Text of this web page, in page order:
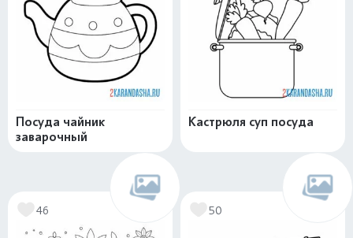
Посуда чайник
заварочный
Кастрюля суп посуда
46 50